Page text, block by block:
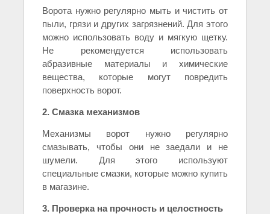
Ворота нужно регулярно мыть и чистить от
пыли, грязи и других загрязнений. Для этого
можно использовать воду и мягкую щетку.
Не рекомендуется использовать
абразивные материалы и химические
вещества, которые могут повредить
поверхность ворот.
2. Смазка механизмов
Механизмы ворот нужно регулярно
смазывать, чтобы они не заедали и не
шумели. Для этого используют
специальные смазки, которые можно купить
в магазине.
3. Проверка на прочность и целостность